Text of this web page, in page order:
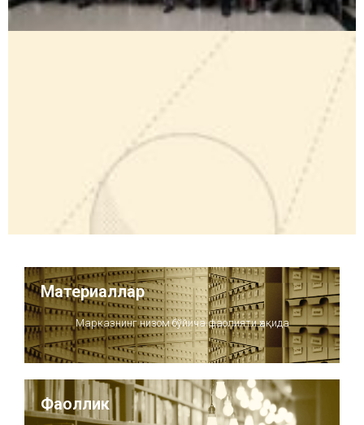
Материаллар
Марказнинг низом бўйича фаолияти ҳақида
Фаоллик